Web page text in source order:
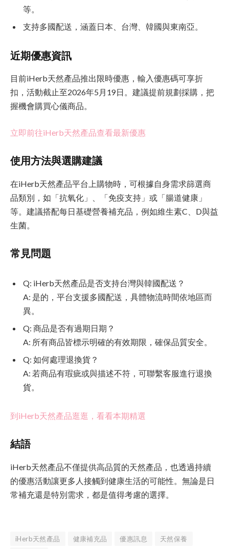
等。
支持多國配送，涵蓋日本、台灣、韓國與東南亞。
近期優惠資訊
目前iHerb天然產品推出限時優惠，輸入優惠碼可享折
扣，活動截止至2026年5月19日。建議提前規劃採購，把
握機會購買心儀商品。
立即前往iHerb天然產品查看最新優惠
使用方法與選購建議
在iHerb天然產品平台上購物時，可根據自身需求篩選商
品類別，如「抗氧化」、「免疫支持」或「腸道健康」
等。建議搭配每日基礎營養補充品，例如維生素C、D與益
生菌。
常見問題
Q: iHerb天然產品是否支持台灣與韓國配送？
A: 是的，平台支援多國配送，具體物流時間依地區而
異。
Q: 商品是否有過期日期？
A: 所有商品皆標示明確的有效期限，確保品質安全。
Q: 如何處理退換貨？
A: 若商品有瑕疵或與描述不符，可聯繫客服進行退換
貨。
到iHerb天然產品逛逛，看看本期精選
結語
iHerb天然產品不僅提供高品質的天然產品，也透過持續
的優惠活動讓更多人接觸到健康生活的可能性。無論是日
常補充還是特別需求，都是值得考慮的選擇。
iHerb天然產品 健康補充品 優惠訊息
天然保養